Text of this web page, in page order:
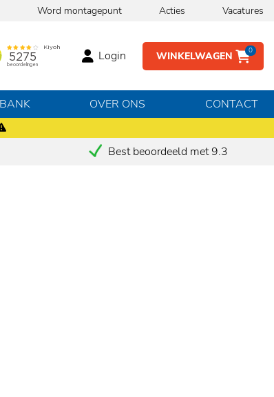
Word montagepunt Acties Vacatures
WINKELWAGEN 0
Login
OVER ONS CONTACT
Best beoordeeld met 9.3